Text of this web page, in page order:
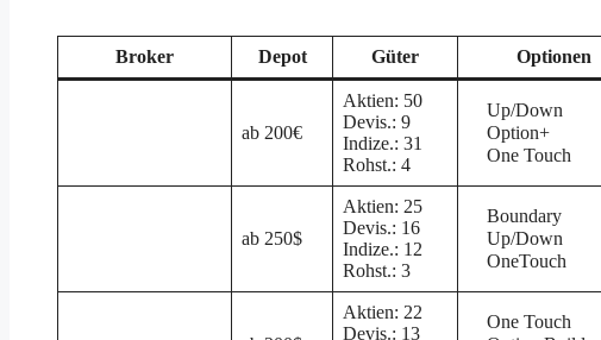
Broker Depot Güter Optionen
ab 200€
Aktien: 50
Devis.: 9
Indize.: 31
Rohst.: 4
Up/Down
Option+
One Touch
ab 250$
Aktien: 25
Devis.: 16
Indize.: 12
Rohst.: 3
Boundary
Up/Down
OneTouch
Aktien: 22
Devis.: 13
One Touch